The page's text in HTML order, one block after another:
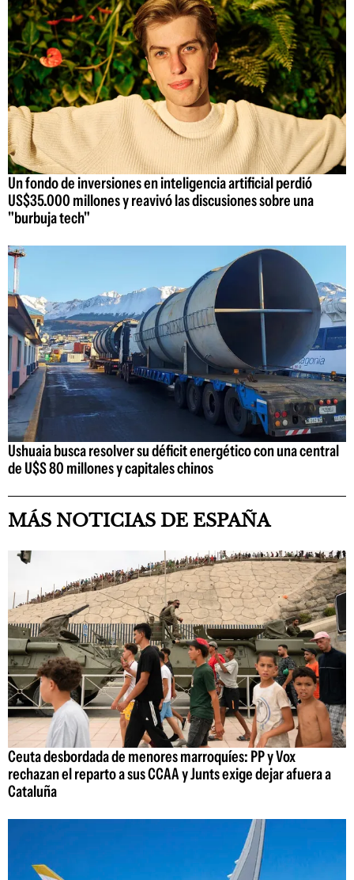
Un fondo de inversiones en inteligencia artificial perdió
US$35.000 millones y reavivó las discusiones sobre una
"burbuja tech"
Ushuaia busca resolver su déficit energético con una central
de U$S 80 millones y capitales chinos
MÁS NOTICIAS DE ESPAÑA
Ceuta desbordada de menores marroquíes: PP y Vox
rechazan el reparto a sus CCAA y Junts exige dejar afuera a
Cataluña